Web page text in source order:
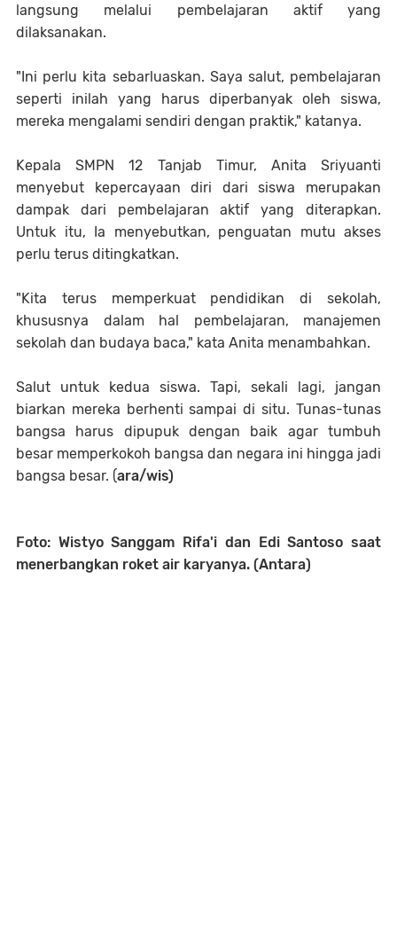
langsung melalui pembelajaran aktif yang
dilaksanakan.
"Ini perlu kita sebarluaskan. Saya salut, pembelajaran
seperti inilah yang harus diperbanyak oleh siswa,
mereka mengalami sendiri dengan praktik," katanya.
Kepala SMPN 12 Tanjab Timur, Anita Sriyuanti
menyebut kepercayaan diri dari siswa merupakan
dampak dari pembelajaran aktif yang diterapkan.
Untuk itu, Ia menyebutkan, penguatan mutu akses
perlu terus ditingkatkan.
"Kita terus memperkuat pendidikan di sekolah,
khususnya dalam hal pembelajaran, manajemen
sekolah dan budaya baca," kata Anita menambahkan.
Salut untuk kedua siswa. Tapi, sekali lagi, jangan
biarkan mereka berhenti sampai di situ. Tunas-tunas
bangsa harus dipupuk dengan baik agar tumbuh
besar memperkokoh bangsa dan negara ini hingga jadi
bangsa besar. (ara/wis)
Foto: Wistyo Sanggam Rifa'i dan Edi Santoso saat
menerbangkan roket air karyanya. (Antara)